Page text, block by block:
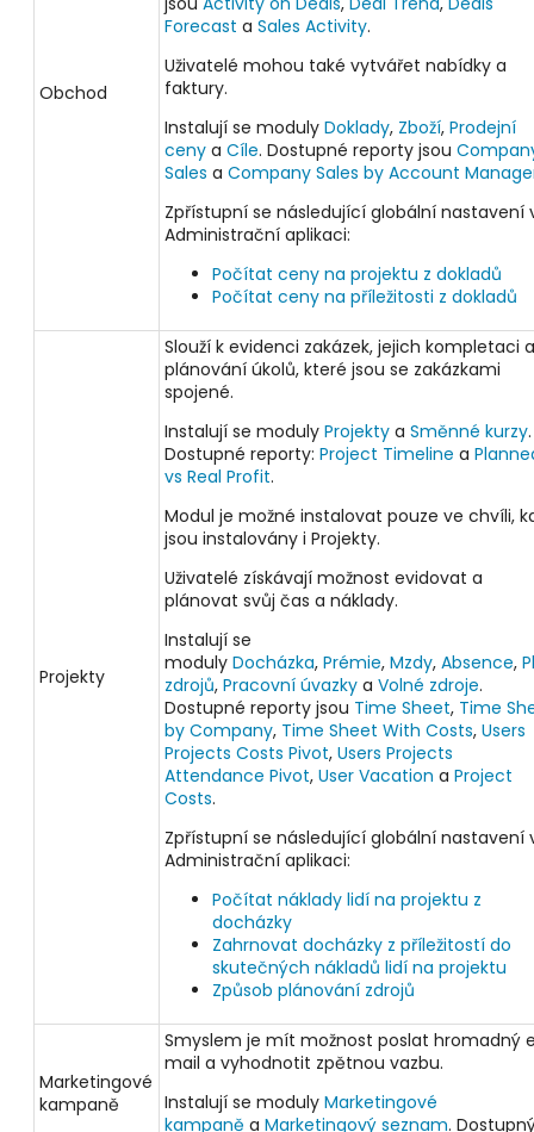
Obchod
Forecast aSales Activity.
Uživatelé mohou také vytvářet nabídky a
faktury.
Instalují se modulyDoklady, Zboží,Prodejní
ceny aCíle. Dostupné reporty jsou
Sales aCompany Sales by Account
Zpřístupní se následující globální nastavení
Administrační aplikaci:
Počítat ceny na projektu z dokladů
Počítat ceny na příležitosti z dokladů
Projekty
Slouží k evidenci zakázek, jejich kompletaci
plánování úkolů, které jsou se zakázkami
spojené.
Instalují se modulyProjekty aSměnné kurzy.
Dostupné reporty:Project Timeline a
vs Real Profit.
Modul je možné instalovat pouze ve chvíli,
jsou instalovány i Projekty.
Uživatelé získávají možnost evidovat a
plánovat svůj čas a náklady.
Instalují se
modulyDocházka,Prémie,Mzdy,Absence,
zdrojů,Pracovní úvazky aVolné zdroje.
Dostupné reporty jsou Time Sheet, Time
by Company, Time Sheet With Costs,Users
Projects Costs Pivot,Users Projects
Attendance Pivot,User Vacation aProject
Costs.
Zpřístupní se následující globální nastavení
Administrační aplikaci:
Počítat náklady lidí na projektu z
docházky
Zahrnovat docházky z příležitostí do
skutečných nákladů lidí na projektu
Způsob plánování zdrojů
Marketingové
kampaně
Smyslem je mít možnost poslat hromadný
mail a vyhodnotit zpětnou vazbu.
Instalují se modulyMarketingové
kampaně aMarketingový seznam.